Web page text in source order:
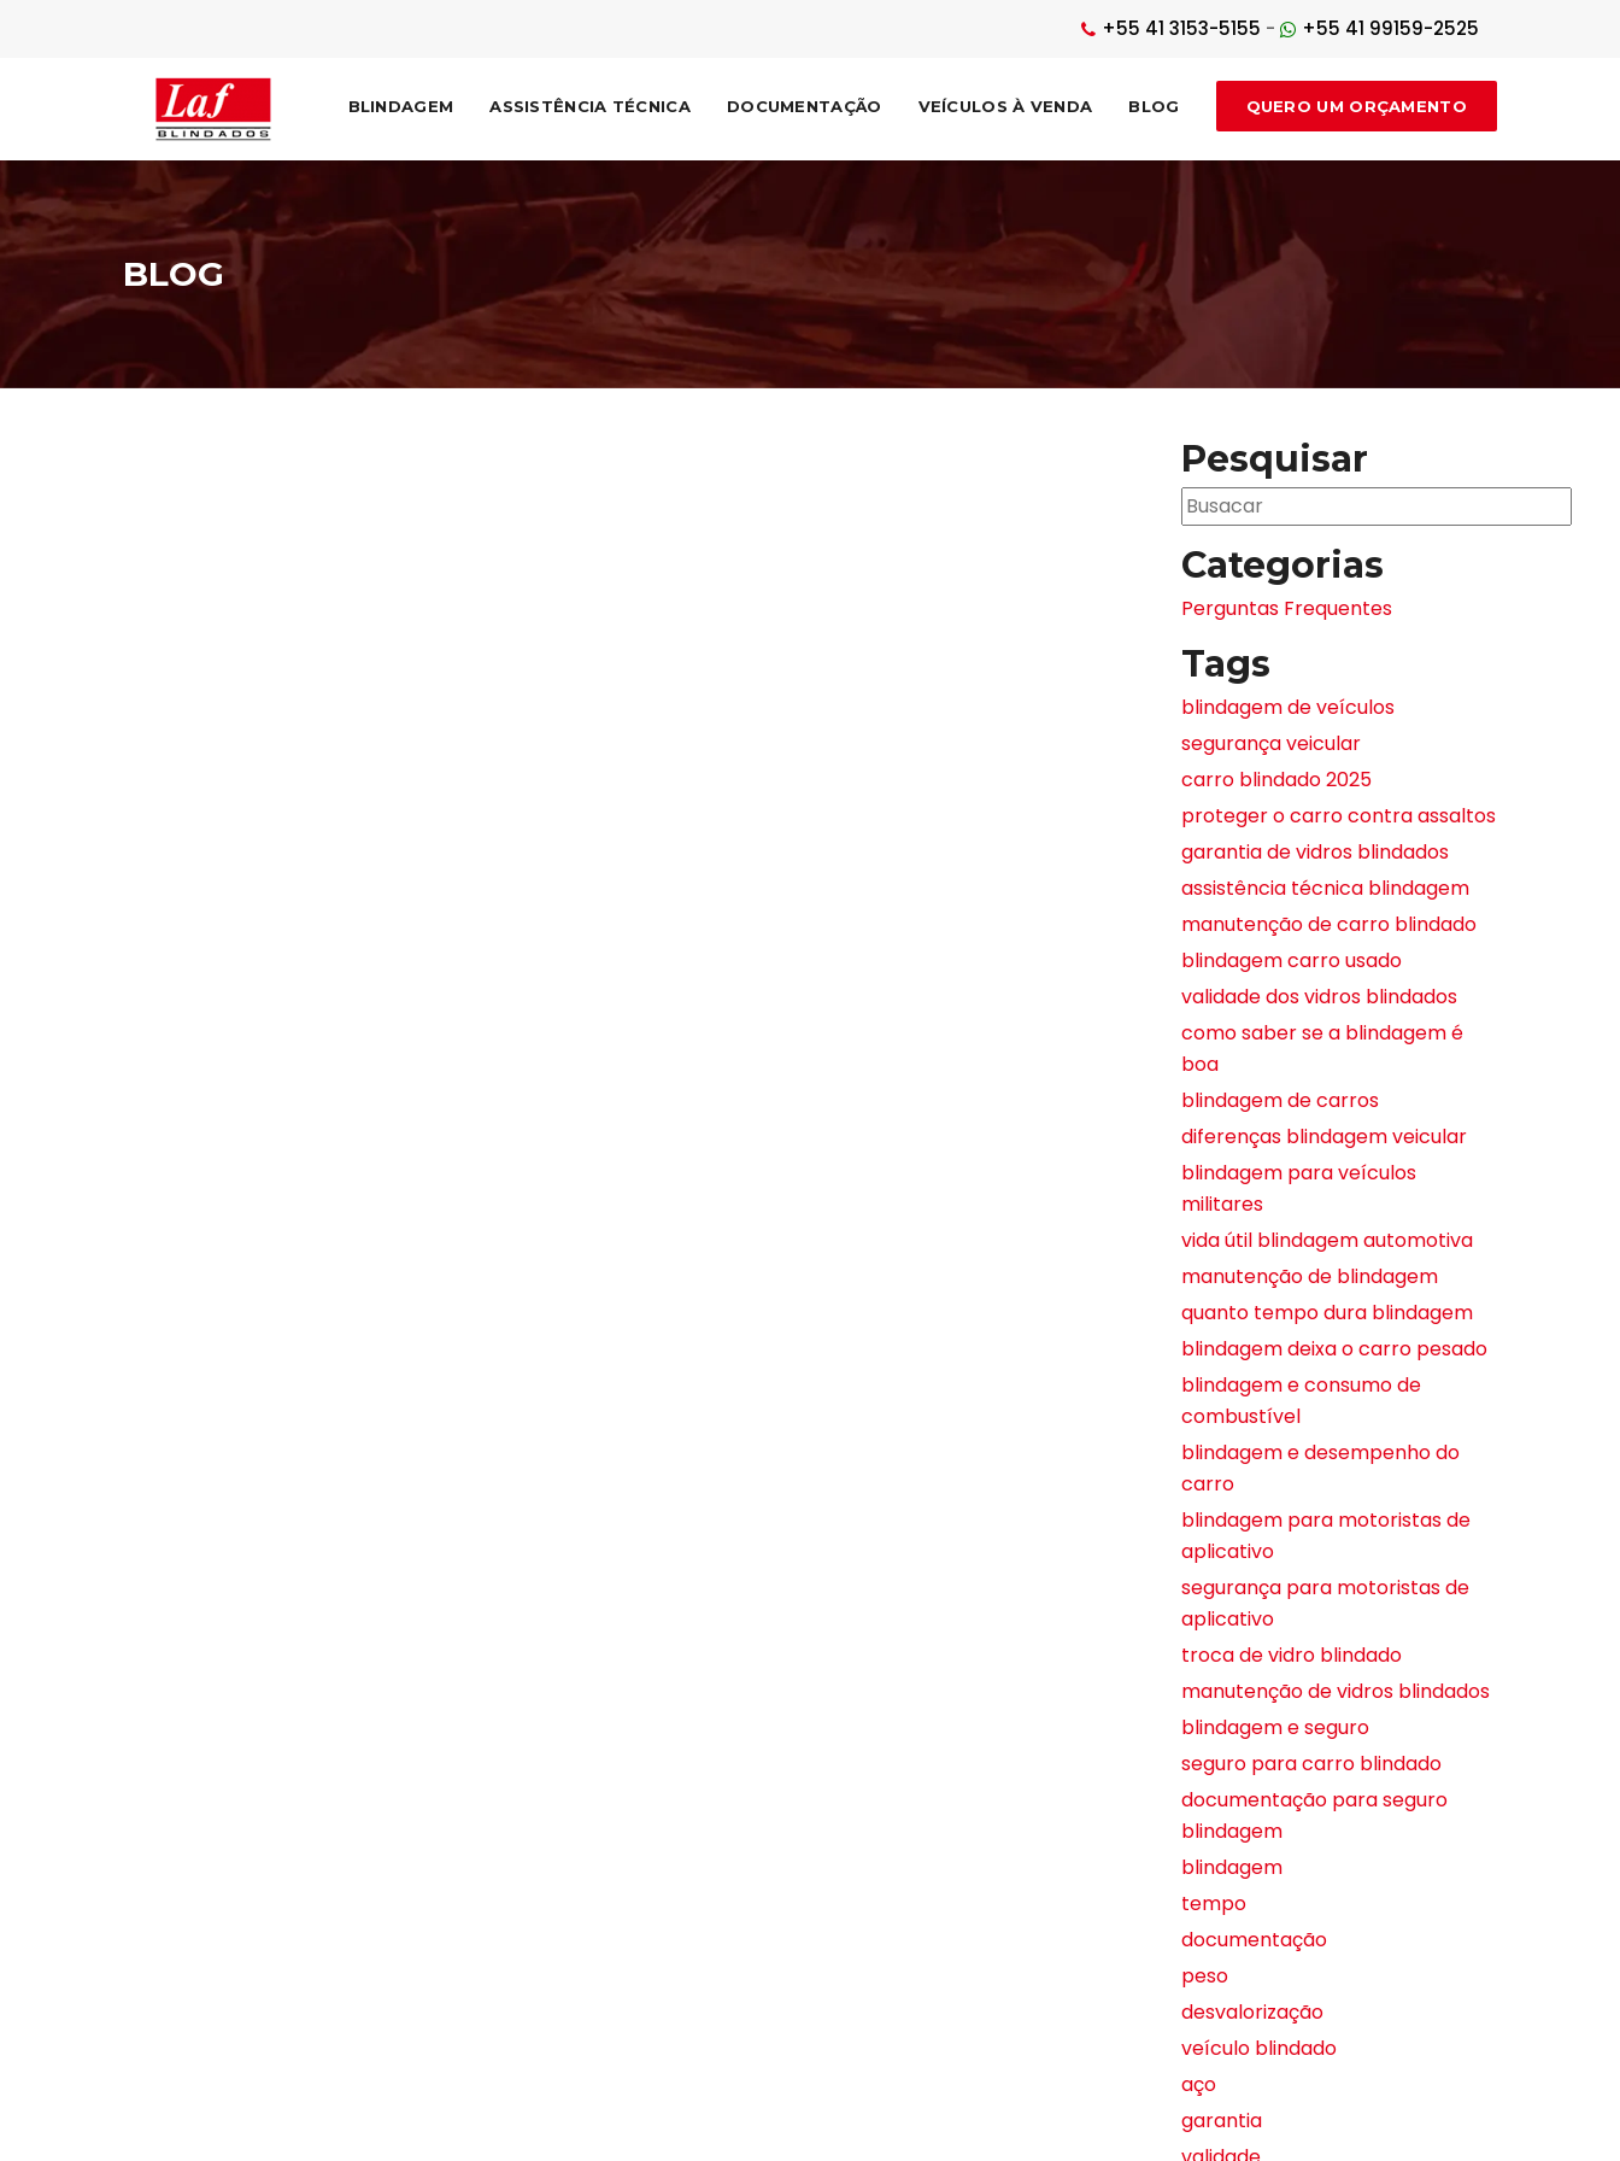
+55 41 3153-5155 - +55 41 99159-2525
BLINDAGEM ASSISTÊNCIA TÉCNICA DOCUMENTAÇÃO VEÍCULOS À VENDA BLOG QUERO UM ORÇAMENTO
BLOG
Pesquisar
Categorias
Perguntas Frequentes
Tags
blindagem de veículos
segurança veicular
carro blindado 2025
proteger o carro contra assaltos
garantia de vidros blindados
assistência técnica blindagem
manutenção de carro blindado
blindagem carro usado
validade dos vidros blindados
como saber se a blindagem é
boa
blindagem de carros
diferenças blindagem veicular
blindagem para veículos
militares
vida útil blindagem automotiva
manutenção de blindagem
quanto tempo dura blindagem
blindagem deixa o carro pesado
blindagem e consumo de
combustível
blindagem e desempenho do
carro
blindagem para motoristas de
aplicativo
segurança para motoristas de
aplicativo
troca de vidro blindado
manutenção de vidros blindados
blindagem e seguro
seguro para carro blindado
documentação para seguro
blindagem
blindagem
tempo
documentação
peso
desvalorização
veículo blindado
aço
garantia